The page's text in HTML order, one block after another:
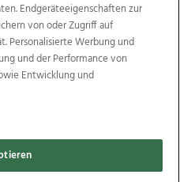
Wimmer
Ischler Woche
OÖN Immobilien
Promenaden Galerien
GmbH & Co KG
Endgeräteeigenschaften zur
von oder Zugriff auf
Personalisierte Werbung und
und der Performance von
Entwicklung und